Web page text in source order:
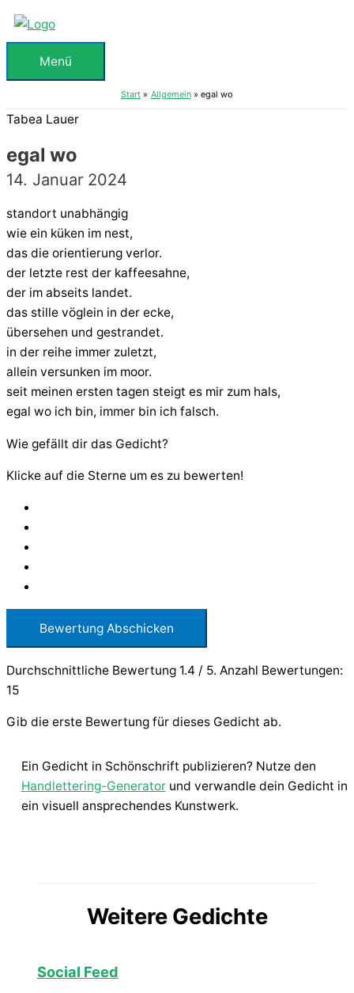
Zum
Inhalt
springenMenü
Menü
Start Allgemein egal wo
Tabea Lauer
egal wo
14. Januar 2024
standort unabhängig
wie ein küken im nest,
das die orientierung verlor.
der letzte rest der kaffeesahne,
der im abseits landet.
das stille vöglein in der ecke,
übersehen und gestrandet.
in der reihe immer zuletzt,
allein versunken im moor.
seit meinen ersten tagen steigt es mir zum hals,
egal wo ich bin, immer bin ich falsch.
Wie gefällt dir das Gedicht?
Klicke auf die Sterne um es zu bewerten!
Bewertung Abschicken
Durchschnittliche Bewertung 1.4 / 5. Anzahl Bewertungen:
15
Gib die erste Bewertung für dieses Gedicht ab.
Ein Gedicht in Schönschrift publizieren? Nutze den
Handlettering-Generatorund verwandle dein Gedicht in
ein visuell ansprechendes Kunstwerk.
Weitere Gedichte
Social Feed